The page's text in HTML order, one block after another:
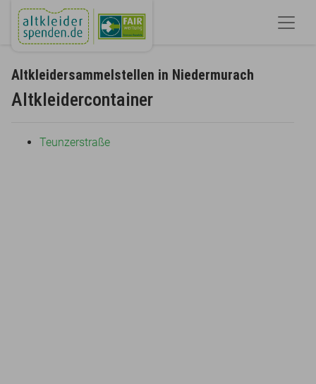
Altkleidersammelstellen in Niedermurach
Altkleidercontainer
Teunzerstraße